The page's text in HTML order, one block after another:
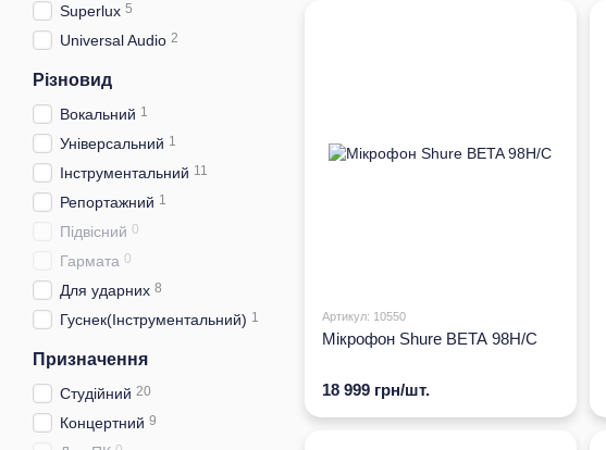
Артикул: 10550
Мікрофон Shure BETA 98H/C
18 999 грн/шт.
Superlux 5
Universal Audio 2
Різновид
Вокальний 1
Універсальний 1
Інструментальний 11
Репортажний 1
Підвісний 0
Гармата 0
Для ударних 8
Гуснек(Інструментальний) 1
Призначення
Студійний 20
Концертний 9